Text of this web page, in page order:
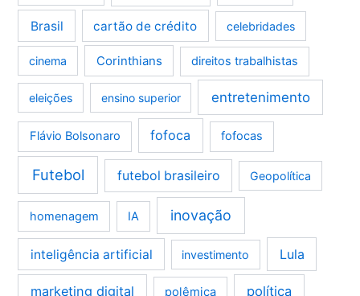
Brasil cartão de crédito celebridades
cinema Corinthians direitos trabalhistas
eleições ensino superior entretenimento
Flávio Bolsonaro fofoca fofocas
Futebol futebol brasileiro Geopolítica
homenagem IA inovação
inteligência artificial investimento Lula
marketing digital polêmica política